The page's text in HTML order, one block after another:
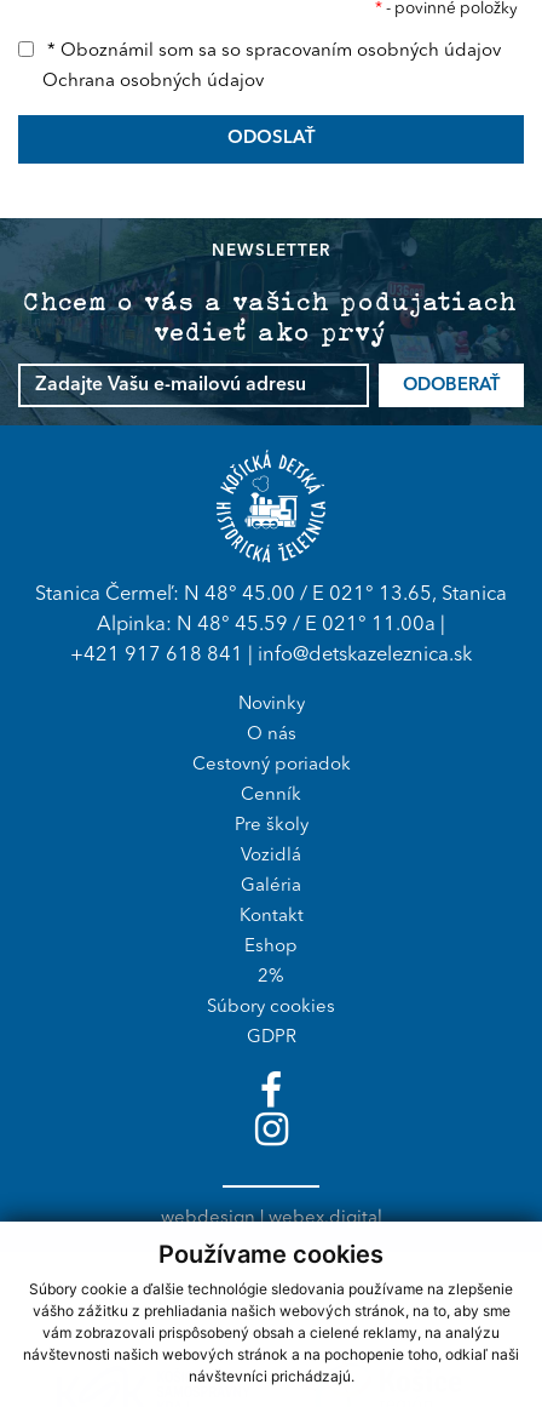
Používame cookies
Súbory cookie a ďalšie technológie sledovania používame na zlepšenie
vášho zážitku z prehliadania našich webových stránok, na to, aby sme
vám zobrazovali prispôsobený obsah a cielené reklamy, na analýzu
návštevnosti našich webových stránok a na pochopenie toho, odkiaľ naši
návštevníci prichádzajú.
* - povinné položky
* Oboznámil som sa so spracovaním osobných údajov
Ochrana osobných údajov
ODOSLAŤ
NEWSLETTER
Chcem o vás a vašich podujatiach
vedieť ako prvý
ODOBERAŤ
Stanica Čermeľ: N 48° 45.00 / E 021° 13.65, Stanica
Alpinka: N 48° 45.59 / E 021° 11.00a |
+421 917 618 841
info@detskazeleznica.sk
Novinky
O nás
Cestovný poriadok
Cenník
Pre školy
Vozidlá
Galéria
Kontakt
Eshop
2%
Súbory cookies
GDPR
webdesign| webex.digital
Naši partneri